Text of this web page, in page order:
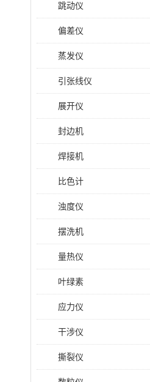
跳动仪
偏差仪
蒸发仪
引张线仪
展开仪
封边机
焊接机
比色计
浊度仪
摆洗机
量热仪
叶绿素
应力仪
干涉仪
撕裂仪